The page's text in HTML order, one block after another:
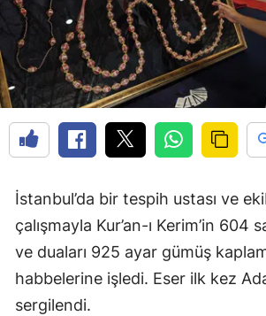
İstanbul’da bir tespih ustası ve
çalışmayla Kur’an-ı Kerim’in 604
ve duaları 925 ayar gümüş
habbelerine işledi. Eser ilk kez
sergilendi.